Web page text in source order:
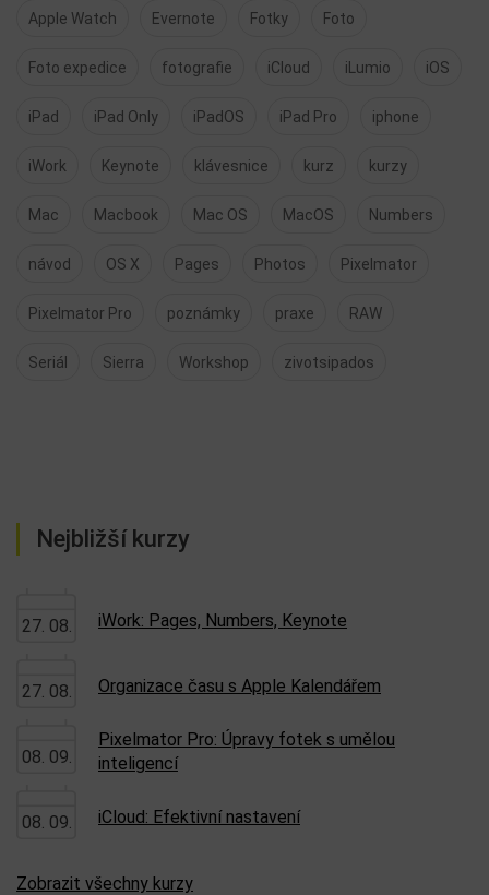
Apple Watch Evernote Fotky Foto
Foto expedice fotografie iCloud iLumio iOS
iPad iPad Only iPadOS iPad Pro iphone
iWork Keynote klávesnice kurz kurzy
Mac Macbook Mac OS MacOS Numbers
návod OS X Pages Photos Pixelmator
Pixelmator Pro poznámky praxe RAW
Seriál Sierra Workshop zivotsipados
Nejbližší kurzy
27. 08. iWork: Pages, Numbers, Keynote
27. 08. Organizace času s Apple Kalendářem
08. 09.
Pixelmator Pro: Úpravy fotek s umělou
inteligencí
08. 09. iCloud: Efektivní nastavení
Zobrazit všechny kurzy